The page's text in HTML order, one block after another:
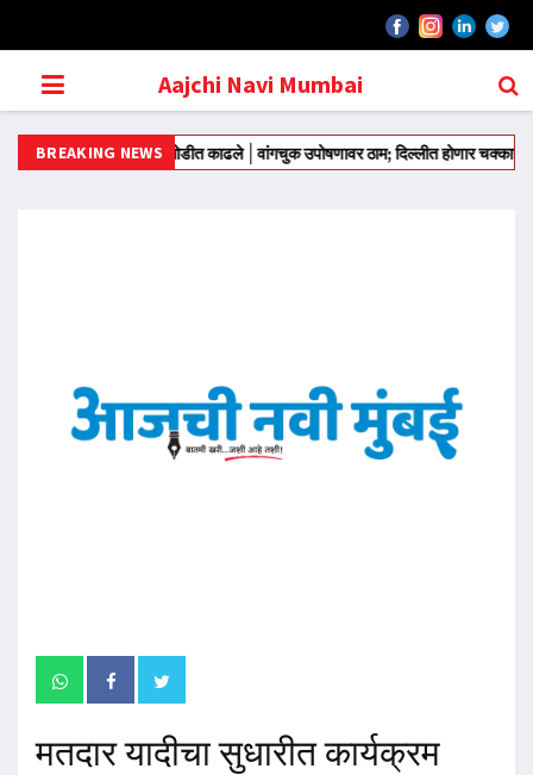
Aajchi Navi Mumbai
BREAKING NEWS
मंतरवरून आंदोलन मोडीत काढले वांगचुक उपोषणावर ठाम; दिल्लीत होणार चक्काजाम
मतदार यादीचा सुधारीत कार्यक्रम